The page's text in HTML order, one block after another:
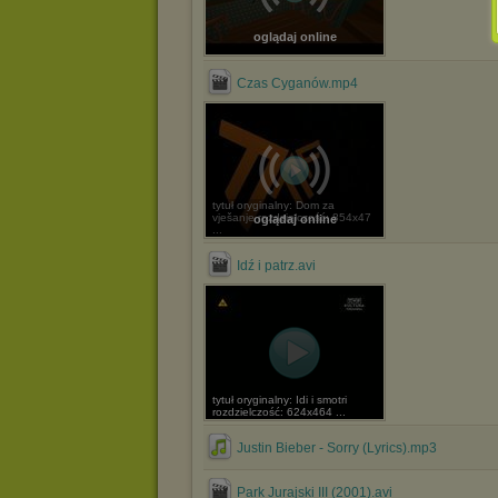
oglądaj online
Czas Cyganów.mp4
oglądaj online
tytuł oryginalny: Dom za
vješanje rozdzielczość: 854x47
Idź i patrz.avi
tytuł oryginalny: Idi i smotri
rozdzielczość: 624x464 ...
Justin Bieber - Sorry (Lyrics).mp3
Park Jurajski III (2001).avi